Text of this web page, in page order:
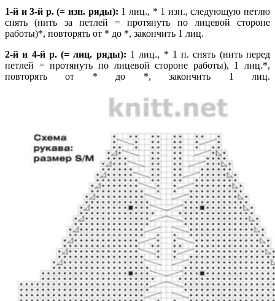
1-й и 3-й р. (= изн. ряды): 1 лиц., * 1 изн., следующую петлю
снять (нить за петлей = протянуть по лицевой стороне
работы)*, повторять от * до *, закончить 1 лиц.
2-й и 4-й р. (= лиц. ряды): 1 лиц., * 1 п. снять (нить перед
петлей = протянуть по лицевой стороне работы), 1 лиц.*,
повторять от * до *, закончить 1 лиц.